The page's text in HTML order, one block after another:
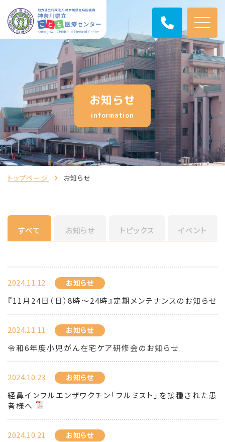
お知らせ
information
トップページ お知らせ
すべて お知らせ トピックス イベント
2024.11.12 お知らせ
『11月24日（日）8時～24時』定期メンテナンスのお知らせ
2024.11.11 お知らせ
令和6年度小児がん在宅ケア研修会のお知らせ
2024.10.23 お知らせ
経鼻インフルエンザワクチン「フルミスト」を接種された患
者様へ
2024.10.21 お知らせ